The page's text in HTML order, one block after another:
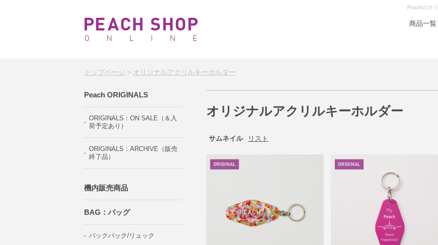
Peachのオ
商品一覧
トップページ > オリジナルアクリルキーホルダー
Peach ORIGINALS
ORIGINALS：ON SALE（＆入
荷予定あり）
ORIGINALS：ARCHIVE（販売
終了品）
機内販売商品
BAG：バッグ
バックパック/リュック
オリジナルアクリルキーホルダー
サムネイル リスト